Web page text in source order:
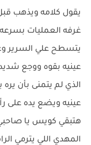
يقول كلامه ويذهب
غرفه العمليات
يتسطح علي السرير
عينيه بقوه ووجع
الذي لم يتمنى بأن
عينيه ويضع يده على
هتبقي كويس يا
المهدي اللي يترمي